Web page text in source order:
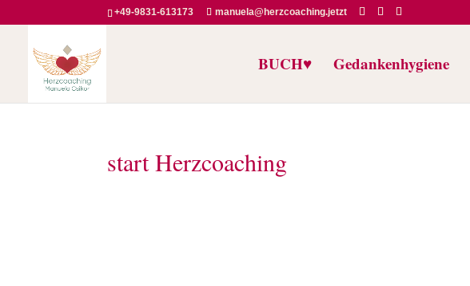
+49-9831-613173 manuela@herzcoaching.jetzt
BUCH♥️ Gedankenhygiene
start Herzcoaching